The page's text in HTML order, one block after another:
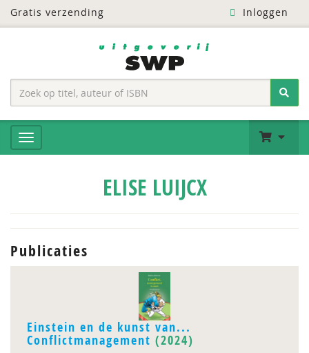
Gratis verzending Inloggen
ELISE LUIJCX
Publicaties
Einstein en de kunst van...
Conflictmanagement (2024)